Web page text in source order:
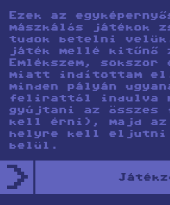
Ezek az
mászkálós játékok
tudok betelni
játék mellé kitűnő
Emlékszem, sokszor
miatt indítottam
minden pályán
felirattól indulva
gyújtani az összes
kell érni), majd az
helyre kell eljutni
belül.
>